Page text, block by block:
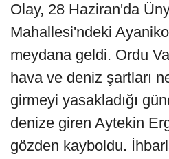
Olay, 28 Haziran'da
Mahallesi'ndeki
meydana geldi. Ordu
hava ve deniz şartları
girmeyi yasakladığı
denize giren Aytekin
gözden kayboldu.